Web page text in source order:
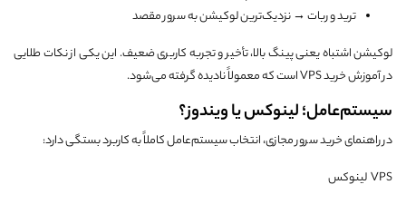
ترید و ربات → نزدیک‌ترین لوکیشن به سرور مقصد
لوکیشن اشتباه یعنی پینگ بالا، تأخیر و تجربه کاربری ضعیف. این یکی از نکات طلایی
در آموزش خرید VPS است که معمولاً نادیده گرفته می‌شود.
سیستم‌عامل؛ لینوکس یا ویندوز؟
در راهنمای خرید سرور مجازی، انتخاب سیستم‌عامل کاملاً به کاربرد بستگی دارد:
VPS لینوکس